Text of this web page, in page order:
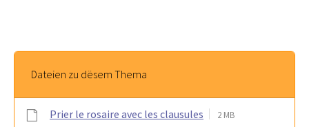
Dateien zu dësem Thema
Prier le rosaire avec les clausules 2 MB